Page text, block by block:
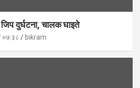
जिप दुर्घटना, चालक घाइते
०७:३८ bikram